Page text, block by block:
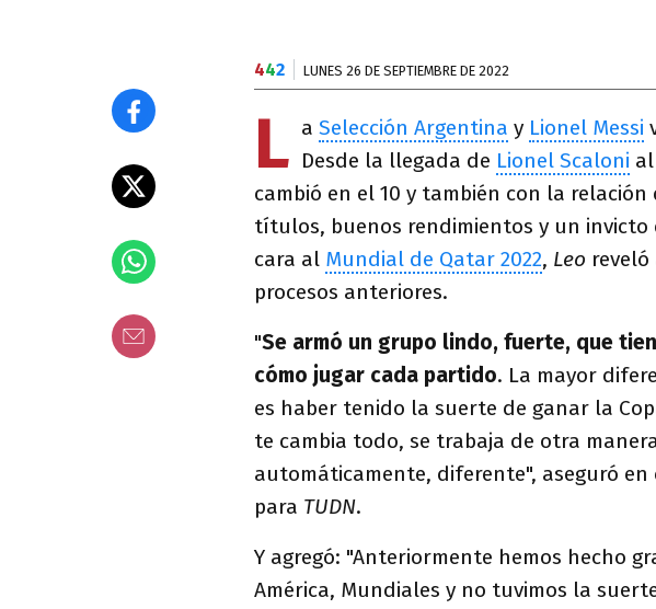
442 LUNES 26 DE SEPTIEMBRE DE 2022
L a Selección Argentina y Lionel Messi
Desde la llegada de Lionel Scaloni
cambió en el 10 y también con la relación
títulos, buenos rendimientos y un
cara al Mundial de Qatar 2022, Leo
procesos anteriores.
"Se armó un grupo lindo, fuerte, que
cómo jugar cada partido. La mayor
es haber tenido la suerte de ganar la
te cambia todo, se trabaja de otra
automáticamente, diferente", aseguró en
para TUDN.
Y agregó: "Anteriormente hemos hecho
América, Mundiales y no tuvimos la